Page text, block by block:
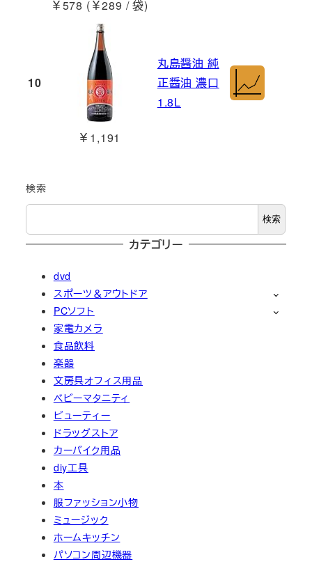
￥578 (￥289 / 袋)
10
￥1,191
丸島醤油 純
正醤油 濃口
1.8L
検索
検索
カテゴリー
dvd
スポーツ＆アウトドア
PCソフト
家電カメラ
食品飲料
楽器
文房具オフィス用品
ベビーマタニティ
ビューティー
ドラッグストア
カーバイク用品
diy工具
本
服ファッション小物
ミュージック
ホームキッチン
パソコン周辺機器